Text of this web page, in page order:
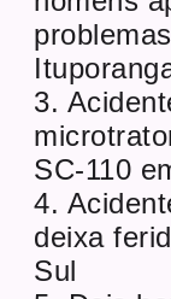
3.
SC-110
4.
deixa
Sul